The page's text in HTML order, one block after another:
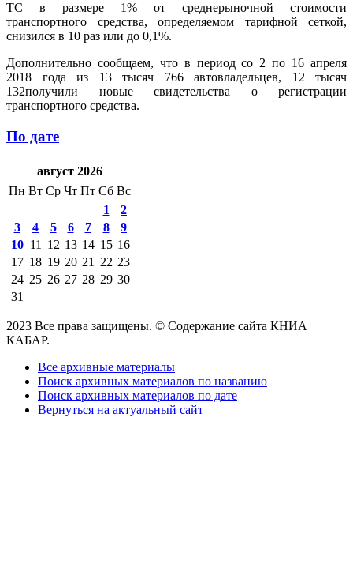
ТС в размере 1% от среднерыночной стоимости
транспортного средства, определяемом тарифной сеткой,
снизился в 10 раз или до 0,1%.
Дополнительно сообщаем, что в период со 2 по 16 апреля
2018 года из 13 тысяч 766 автовладельцев, 12 тысяч
132получили новые свидетельства о регистрации
транспортного средства.
По дате
август 2026
Пн Вт Ср Чт Пт Сб Вс
1
2
3
4 5 6 7 8
9
10 11 12 13 14 15 16
17 18 19 20 21 22 23
24 25 26 27 28 29 30
31
2023 Все права защищены. © Содержание сайта КНИА
КАБАР.
Все архивные материалы
Поиск архивных материалов по названию
Поиск архивных материалов по дате
Вернуться на актуальный сайт